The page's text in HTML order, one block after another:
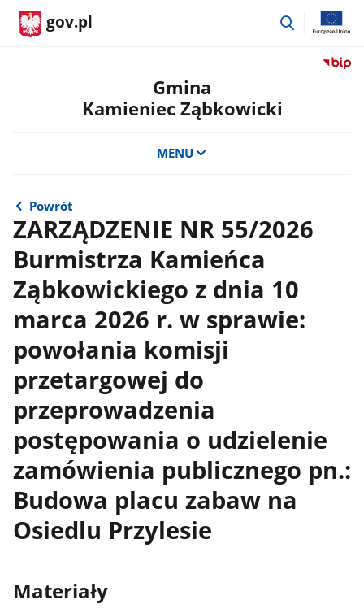
gov.pl
przejdź
Przejdź
Gmina
Kamieniec Ząbkowicki
MENU
Powrót
ZARZĄDZENIE NR 55/2026
Burmistrza Kamieńca
Ząbkowickiego z dnia 10
marca 2026 r. w sprawie:
powołania komisji
przetargowej do
przeprowadzenia
postępowania o udzielenie
zamówienia publicznego pn.:
Budowa placu zabaw na
Osiedlu Przylesie
Materiały